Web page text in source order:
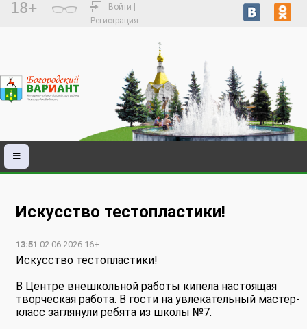
18+
Войти |
Регистрация
Искусство тестопластики!
13:51 02.06.2026 16+
Искусство тестопластики!
В Центре внешкольной работы кипела настоящая
творческая работа. В гости на увлекательный мастер-
класс заглянули ребята из школы №7.